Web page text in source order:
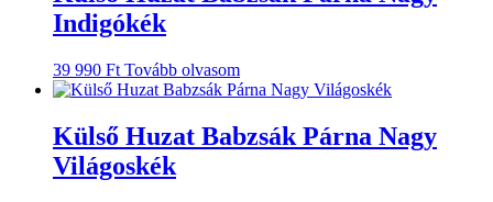
Indigókék
39 990 Ft Tovább olvasom
Külső Huzat Babzsák Párna Nagy
Világoskék